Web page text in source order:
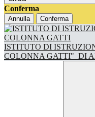
Conferma
Annulla Conferma
ISTITUTO DI
COLONNA GATTI" DI